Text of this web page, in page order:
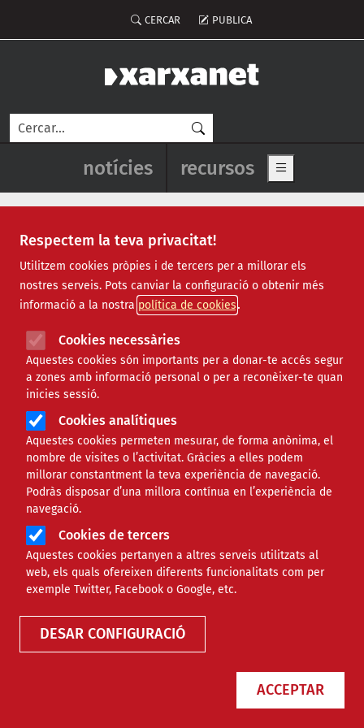
Respectem la teva privacitat!
Utilitzem cookies pròpies i de tercers per a millorar els
nostres serveis. Pots canviar la configuració o obtenir més
informació a la nostra política de cookies
Cookies necessàries
Aquestes cookies són importants per a donar-te accés segur
a zones amb informació personal o per a reconèixer-te quan
inicies sessió.
Cookies analítiques
Aquestes cookies permeten mesurar, de forma anònima, el
nombre de visites o l’activitat. Gràcies a elles podem
millorar constantment la teva experiència de navegació.
Podràs disposar d’una millora contínua en l’experiència de
navegació.
Cookies de tercers
Aquestes cookies pertanyen a altres serveis utilitzats al
web, els quals ofereixen diferents funcionalitats com per
exemple Twitter, Facebook o Google, etc.
DESAR CONFIGURACIÓ
ACCEPTAR
Menú del compte d'usuari
CERCAR PUBLICA
Cerca
Navegació principal de
notícies recursos Show main
Recursos
Tots | Econòmic | Jurídic | Projectes | Tecnològic |
Formació | Finançament | Biblioteca |
Ofertes de feina
Webinars
Àmbit
Claus per redactar els
estatuts d’una associació
Comparteix
F
a
X Compartir en altres xarxes socials
30/07/2021
Entitat redactora Suport Tercer Sector - Jurídic